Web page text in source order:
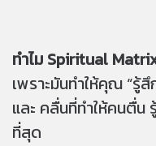
ทำไม Spiritual
เพราะมันทำให้คุณ “รู้
และ คลื่นที่ทำให้คนตื่
ที่สุด